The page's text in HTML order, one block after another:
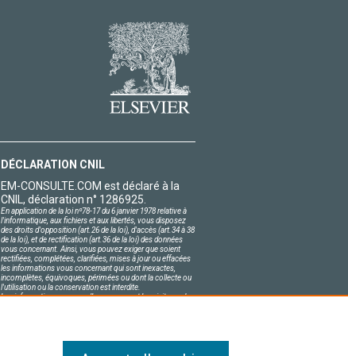
DÉCLARATION CNIL
EM-CONSULTE.COM est déclaré à la
CNIL, déclaration n° 1286925.
En application de la loi nº78-17 du 6 janvier 1978 relative à
l'informatique, aux fichiers et aux libertés, vous disposez
des droits d'opposition (art.26 de la loi), d'accès (art.34 à 38
de la loi), et de rectification (art.36 de la loi) des données
vous concernant. Ainsi, vous pouvez exiger que soient
rectifiées, complétées, clarifiées, mises à jour ou effacées
les informations vous concernant qui sont inexactes,
incomplètes, équivoques, périmées ou dont la collecte ou
l'utilisation ou la conservation est interdite.
Les informations personnelles concernant les visiteurs de